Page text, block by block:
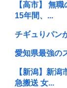
【高市】 無
15年間、...
チギュりパン
愛知県最強の
【新潟】新
急搬送 女...